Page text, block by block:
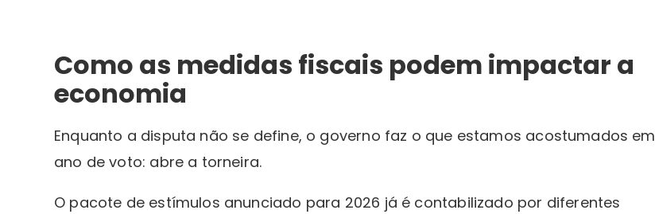
Como as medidas fiscais podem impactar a
economia
Enquanto a disputa não se define, o governo faz o que estamos acostumados em
ano de voto: abre a torneira.
O pacote de estímulos anunciado para 2026 já é contabilizado por diferentes